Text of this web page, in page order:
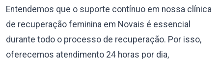
Entendemos que o suporte contínuo em nossa clínica
de recuperação feminina em Novais é essencial
durante todo o processo de recuperação. Por isso,
oferecemos atendimento 24 horas por dia,